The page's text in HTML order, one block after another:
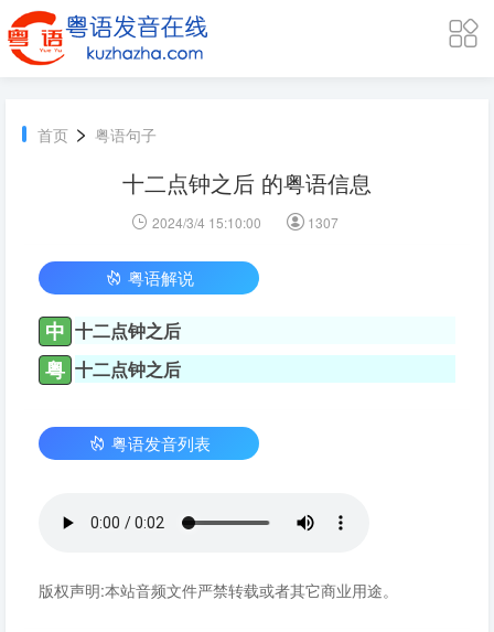
首页 > 粤语句子
十二点钟之后 的粤语信息
2024/3/4 15:10:00 1307
粤语解说
中 十二点钟之后
粤 十二点钟之后
粤语发音列表
版权声明:本站音频文件严禁转载或者其它商业用途。